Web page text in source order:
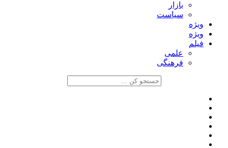
بازار
سیاست
ویژه
ویژه
فیلم
علمی
فرهنگی